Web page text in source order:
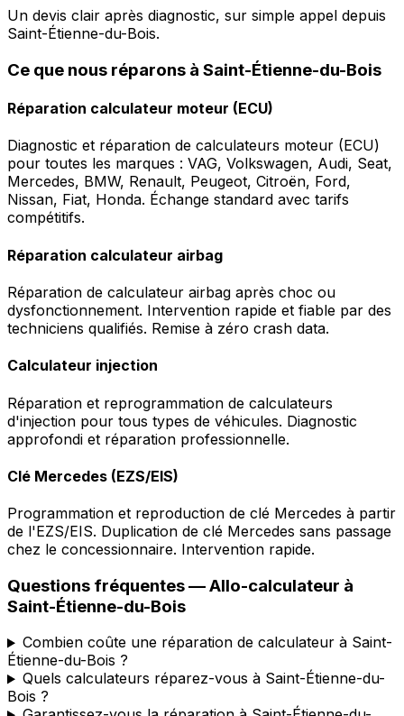
Un devis clair après diagnostic, sur simple appel depuis
Saint-Étienne-du-Bois.
Ce que nous réparons à Saint-Étienne-du-Bois
Réparation calculateur moteur (ECU)
Diagnostic et réparation de calculateurs moteur (ECU)
pour toutes les marques : VAG, Volkswagen, Audi, Seat,
Mercedes, BMW, Renault, Peugeot, Citroën, Ford,
Nissan, Fiat, Honda. Échange standard avec tarifs
compétitifs.
Réparation calculateur airbag
Réparation de calculateur airbag après choc ou
dysfonctionnement. Intervention rapide et fiable par des
techniciens qualifiés. Remise à zéro crash data.
Calculateur injection
Réparation et reprogrammation de calculateurs
d'injection pour tous types de véhicules. Diagnostic
approfondi et réparation professionnelle.
Clé Mercedes (EZS/EIS)
Programmation et reproduction de clé Mercedes à partir
de l'EZS/EIS. Duplication de clé Mercedes sans passage
chez le concessionnaire. Intervention rapide.
Questions fréquentes —Allo-calculateur à
Saint-Étienne-du-Bois
Combien coûte une réparation de calculateur à Saint-
Étienne-du-Bois ?
Quels calculateurs réparez-vous à Saint-Étienne-du-
Bois ?